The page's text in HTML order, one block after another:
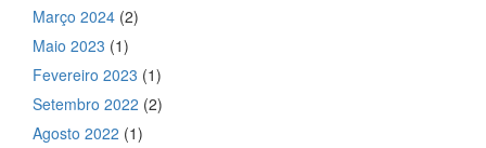
Março 2024 (2)
Maio 2023 (1)
Fevereiro 2023 (1)
Setembro 2022 (2)
Agosto 2022 (1)